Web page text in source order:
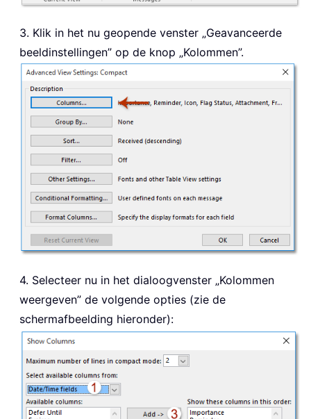
3. Klik in het nu geopende venster „Geavanceerde
beeldinstellingen” op de knop „Kolommen”.
4. Selecteer nu in het dialoogvenster „Kolommen
weergeven” de volgende opties (zie de
schermafbeelding hieronder):